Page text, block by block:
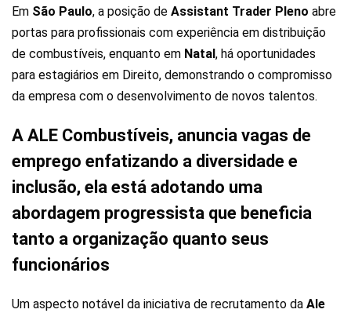
Em São Paulo, a posição de Assistant Trader Pleno abre
portas para profissionais com experiência em distribuição
de combustíveis, enquanto em Natal , há oportunidades
para estagiários em Direito, demonstrando o compromisso
da empresa com o desenvolvimento de novos talentos.
A ALE Combustíveis, anuncia vagas de
emprego enfatizando a diversidade e
inclusão, ela está adotando uma
abordagem progressista que beneficia
tanto a organização quanto seus
funcionários
Um aspecto notável da iniciativa de recrutamento da Ale